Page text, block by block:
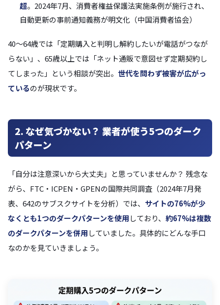
超。2024年7月、消費者権益保護法実施条例が施行され、
自動更新の事前通知義務が明文化（中国消費者協会）
40〜64歳では「定期購入と判明し解約したいが電話がつなが
らない」、65歳以上では「ネット通販で意図せず定期契約し
てしまった」という相談が突出。 世代を問わず被害が広がっ
ているのが現状です。
2. なぜ気づかない？ 業者が使う5つのダーク
パターン
「自分は注意深いから大丈夫」と思っていませんか？ 残念な
がら、FTC・ICPEN・GPENの国際共同調査（2024年7月発
表、642のサブスクサイトを分析）では、 サイトの76%が少
なくとも1つのダークパターンを使用しており、 約67%は複数
のダークパターンを併用していました。具体的にどんな手口
なのかを見ていきましょう。